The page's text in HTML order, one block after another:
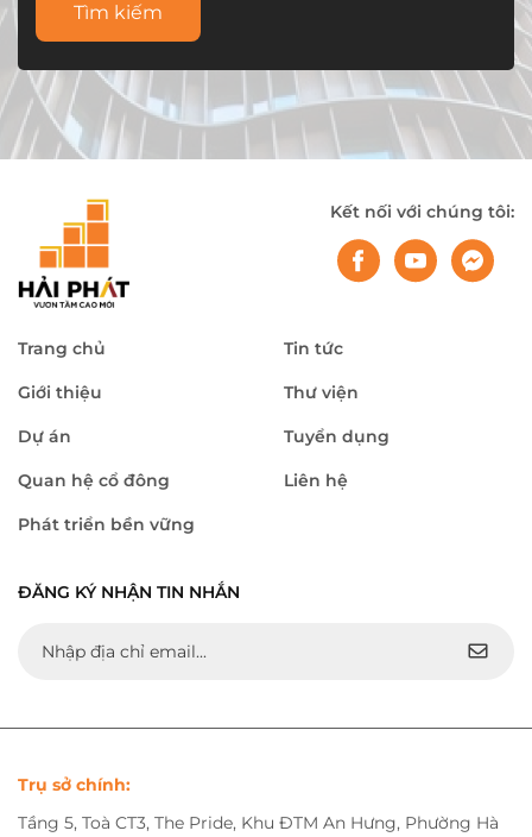
Tìm kiếm
Kết nối với chúng tôi:
Trang chủ
Giới thiệu
Dự án
Quan hệ cổ đông
Phát triển bền vững
Tin tức
Thư viện
Tuyển dụng
Liên hệ
ĐĂNG KÝ NHẬN TIN NHẮN
Trụ sở chính:
Tầng 5, Toà CT3, The Pride, Khu ĐTM An Hưng, Phường Hà